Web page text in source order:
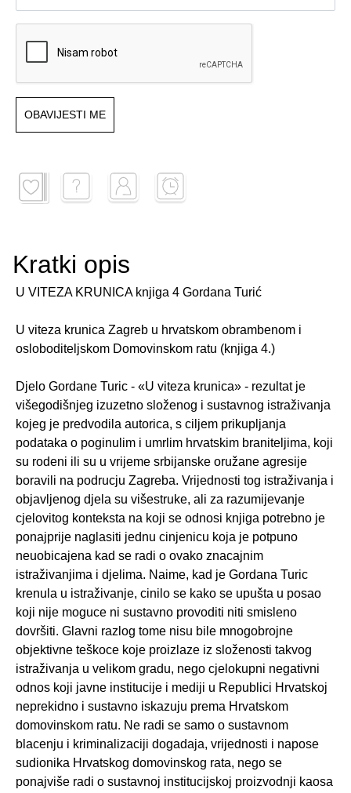
OBAVIJESTI ME
Kratki opis
U VITEZA KRUNICA knjiga 4 Gordana Turić
U viteza krunica Zagreb u hrvatskom obrambenom i
osloboditeljskom Domovinskom ratu (knjiga 4.)
Djelo Gordane Turic - «U viteza krunica» - rezultat je
višegodišnjeg izuzetno složenog i sustavnog istraživanja
kojeg je predvodila autorica, s ciljem prikupljanja
podataka o poginulim i umrlim hrvatskim braniteljima, koji
su rodeni ili su u vrijeme srbijanske oružane agresije
boravili na podrucju Zagreba. Vrijednosti tog istraživanja i
objavljenog djela su višestruke, ali za razumijevanje
cjelovitog konteksta na koji se odnosi knjiga potrebno je
ponajprije naglasiti jednu cinjenicu koja je potpuno
neuobicajena kad se radi o ovako znacajnim
istraživanjima i djelima. Naime, kad je Gordana Turic
krenula u istraživanje, cinilo se kako se upušta u posao
koji nije moguce ni sustavno provoditi niti smisleno
dovršiti. Glavni razlog tome nisu bile mnogobrojne
objektivne teškoce koje proizlaze iz složenosti takvog
istraživanja u velikom gradu, nego cjelokupni negativni
odnos koji javne institucije i mediji u Republici Hrvatskoj
neprekidno i sustavno iskazuju prema Hrvatskom
domovinskom ratu. Ne radi se samo o sustavnom
blacenju i kriminalizaciji dogadaja, vrijednosti i napose
sudionika Hrvatskog domovinskog rata, nego se
ponajviše radi o sustavnoj institucijskoj proizvodnji kaosa